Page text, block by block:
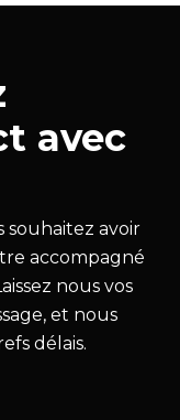
avec
souhaitez avoir
accompagné
nous vos
et nous
délais.